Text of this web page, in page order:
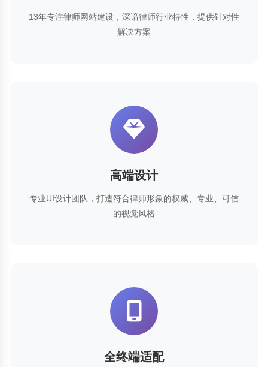
13年专注律师网站建设，深谙律师行业特性，提供针对性
解决方案
高端设计
专业UI设计团队，打造符合律师形象的权威、专业、可信
的视觉风格
全终端适配